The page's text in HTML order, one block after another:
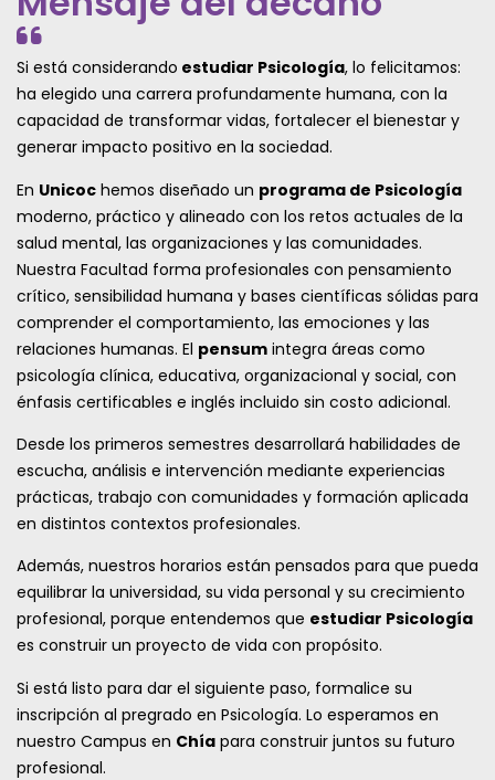
Si está considerando estudiar Psicología, lo felicitamos:
ha elegido una carrera profundamente humana, con la
capacidad de transformar vidas, fortalecer el bienestar y
generar impacto positivo en la sociedad.
En Unicoc hemos diseñado un programa de Psicología
moderno, práctico y alineado con los retos actuales de la
salud mental, las organizaciones y las comunidades.
Nuestra Facultad forma profesionales con pensamiento
crítico, sensibilidad humana y bases científicas sólidas para
comprender el comportamiento, las emociones y las
relaciones humanas. El pensum integra áreas como
psicología clínica, educativa, organizacional y social, con
énfasis certificables e inglés incluido sin costo adicional.
Desde los primeros semestres desarrollará habilidades de
escucha, análisis e intervención mediante experiencias
prácticas, trabajo con comunidades y formación aplicada
en distintos contextos profesionales.
Además, nuestros horarios están pensados para que pueda
equilibrar la universidad, su vida personal y su crecimiento
profesional, porque entendemos que estudiar Psicología
es construir un proyecto de vida con propósito.
Si está listo para dar el siguiente paso, formalice su
inscripción al pregrado en Psicología. Lo esperamos en
nuestro Campus en Chía para construir juntos su futuro
profesional.